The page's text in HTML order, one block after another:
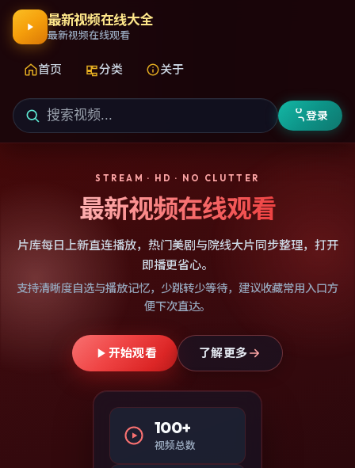
最新视频在线大全
最新视频在线观看
首页 分类 关于
登录
STREAM · HD · NO CLUTTER
最新视频在线观看
片库每日上新直连播放，热门美剧与院线大片同步整理，打开
即播更省心。
支持清晰度自选与播放记忆，少跳转少等待，建议收藏常用入口方
便下次直达。
开始观看 了解更多
100+
视频总数